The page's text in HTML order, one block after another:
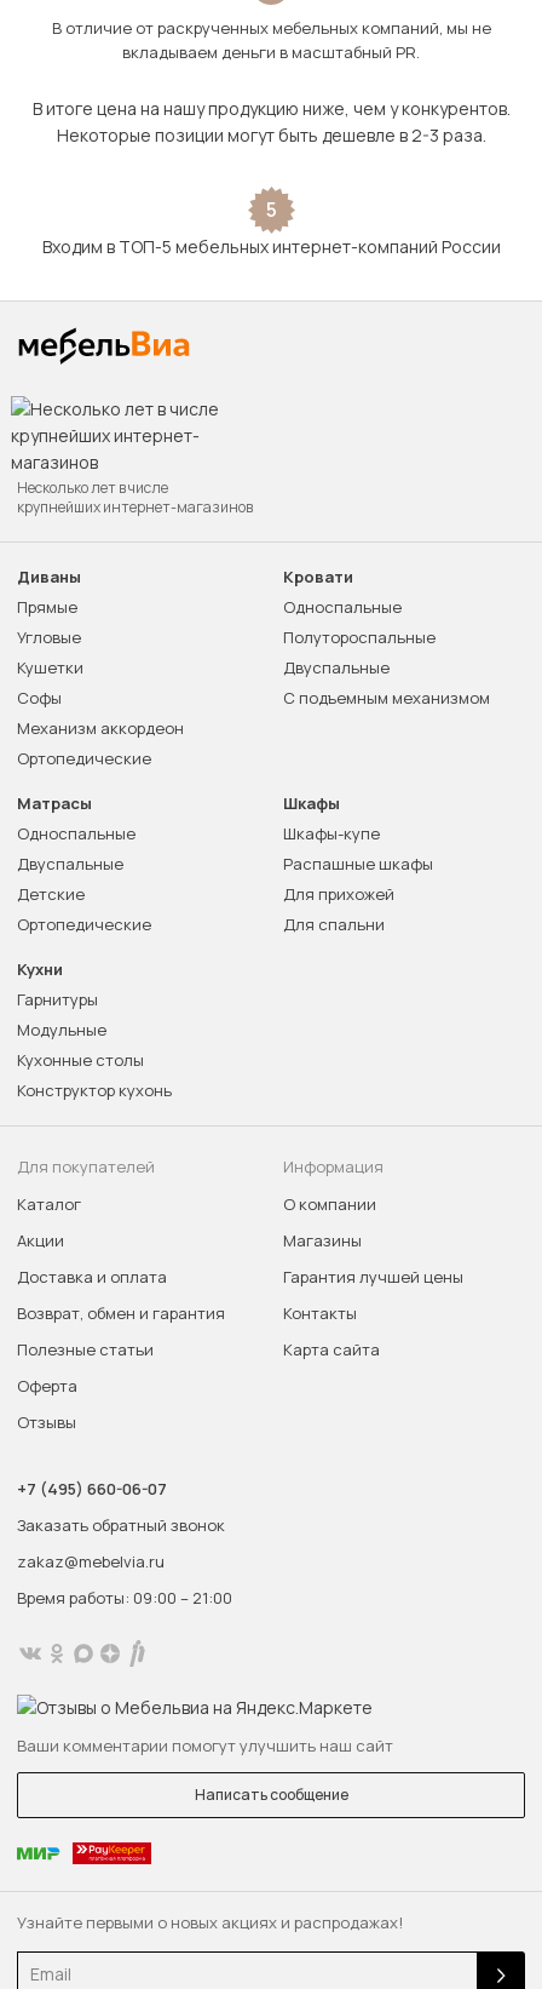
В отличие от раскрученных мебельных компаний, мы не
вкладываем деньги в масштабный PR.
В итоге цена на нашу продукцию ниже, чем у конкурентов.
Некоторые позиции могут быть дешевле в 2-3 раза.
5
Входим в ТОП-5 мебельных интернет-компаний России
Узнайте первыми о новых акциях и распродажах!
Email
Несколько лет в числе
крупнейших интернет-магазинов
Диваны
Прямые
Угловые
Кушетки
Софы
Механизм аккордеон
Ортопедические
Кровати
Односпальные
Полутороспальные
Двуспальные
С подъемным механизмом
Матрасы
Односпальные
Двуспальные
Детские
Ортопедические
Шкафы
Шкафы-купе
Распашные шкафы
Для прихожей
Для спальни
Кухни
Гарнитуры
Модульные
Кухонные столы
Конструктор кухонь
Для покупателей
Каталог
Акции
Доставка и оплата
Возврат, обмен и гарантия
Полезные статьи
Оферта
Отзывы
Информация
О компании
Магазины
Гарантия лучшей цены
Контакты
Карта сайта
+7 (495) 660-06-07
Заказать обратный звонок
zakaz@mebelvia.ru
Время работы: 09:00 – 21:00
Ваши комментарии помогут улучшить наш сайт
Написать сообщение